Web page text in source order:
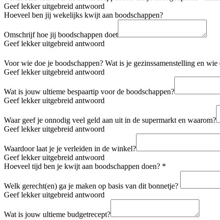
Geef lekker uitgebreid antwoord
Hoeveel ben jij wekelijks kwijt aan boodschappen?
Omschrijf hoe jij boodschappen doet
Geef lekker uitgebreid antwoord
Voor wie doe je boodschappen? Wat is je gezinssamenstelling en wie
Geef lekker uitgebreid antwoord
Wat is jouw ultieme bespaartip voor de boodschappen?
Geef lekker uitgebreid antwoord
Waar geef je onnodig veel geld aan uit in de supermarkt en waarom?
Geef lekker uitgebreid antwoord
Waardoor laat je je verleiden in de winkel?
Geef lekker uitgebreid antwoord
Hoeveel tijd ben je kwijt aan boodschappen doen? *
Welk gerecht(en) ga je maken op basis van dit bonnetje?
Geef lekker uitgebreid antwoord
Wat is jouw ultieme budgetrecept?